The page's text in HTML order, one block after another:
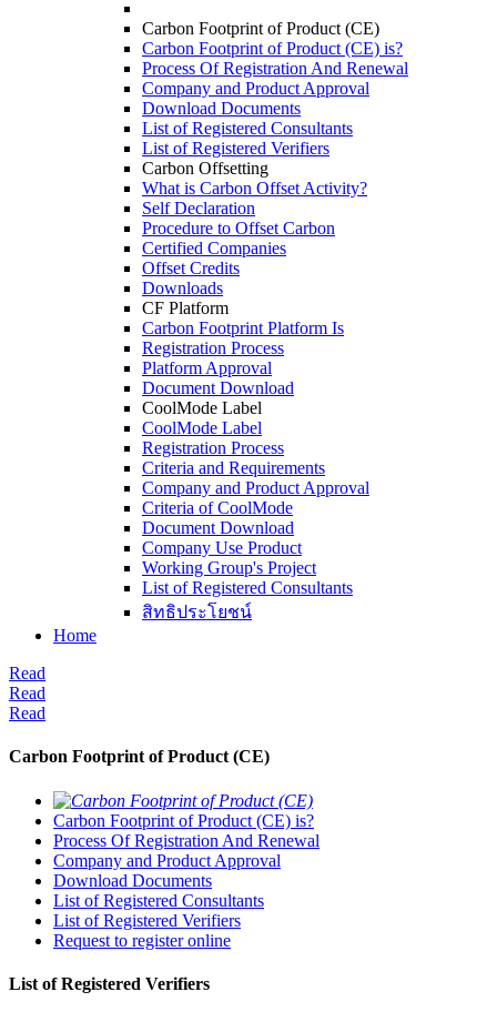
Carbon Footprint of Product (CE)
Carbon Footprint of Product (CE) is?
Process Of Registration And Renewal
Company and Product Approval
Download Documents
List of Registered Consultants
List of Registered Verifiers
Carbon Offsetting
What is Carbon Offset Activity?
Self Declaration
Procedure to Offset Carbon
Certified Companies
Offset Credits
Downloads
CF Platform
Carbon Footprint Platform Is
Registration Process
Platform Approval
Document Download
CoolMode Label
CoolMode Label
Registration Process
Criteria and Requirements
Company and Product Approval
Criteria of CoolMode
Document Download
Company Use Product
Working Group's Project
List of Registered Consultants
สิทธิประโยชน์
Home
Read
Read
Read
Carbon Footprint of Product (CE)
Carbon Footprint of Product (CE) is?
Process Of Registration And Renewal
Company and Product Approval
Download Documents
List of Registered Consultants
List of Registered Verifiers
Request to register online
List of Registered Verifiers